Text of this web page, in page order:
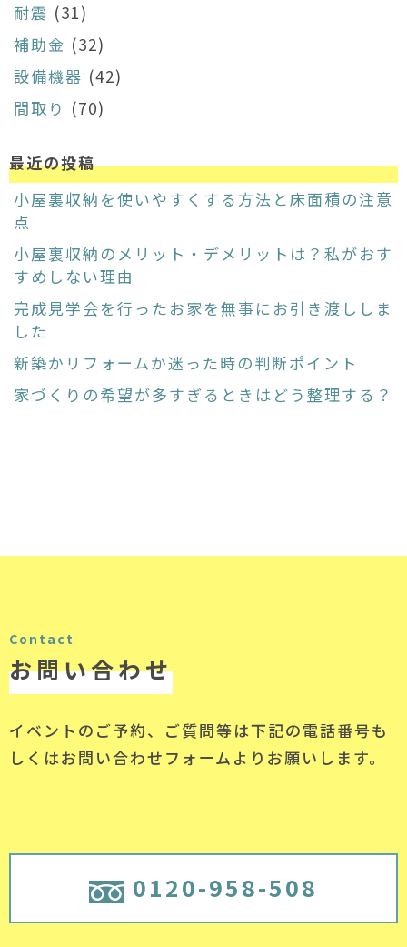
耐震 (31)
補助金 (32)
設備機器 (42)
間取り (70)
最近の投稿
小屋裏収納を使いやすくする方法と床面積の注意
点
小屋裏収納のメリット・デメリットは？私がおす
すめしない理由
完成見学会を行ったお家を無事にお引き渡ししま
した
新築かリフォームか迷った時の判断ポイント
家づくりの希望が多すぎるときはどう整理する？
Contact
お問い合わせ
イベントのご予約、ご質問等は下記の電話番号も
しくはお問い合わせフォームよりお願いします。
0120-958-508